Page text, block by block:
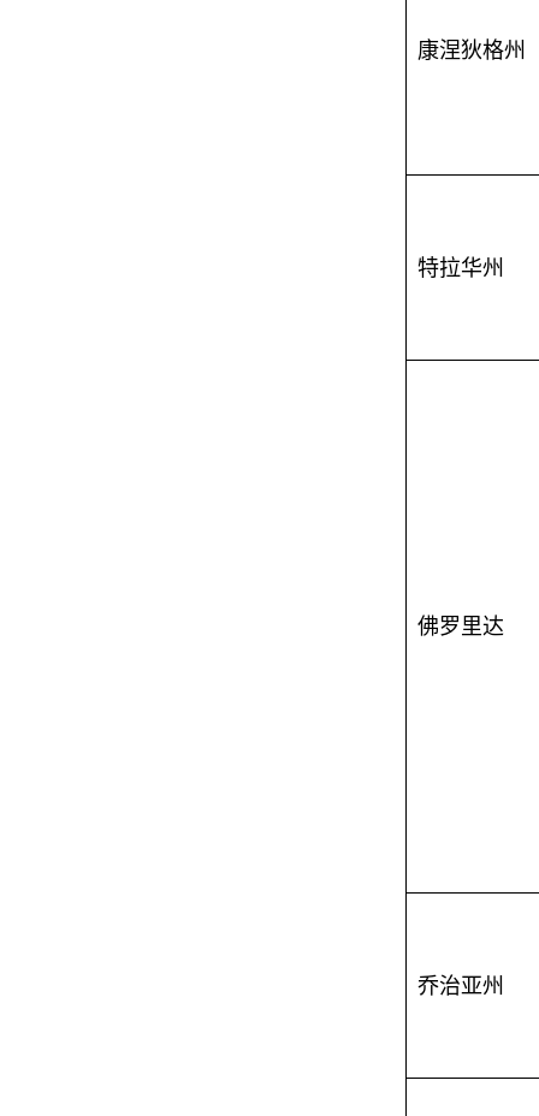
康涅狄格州
特拉华州
佛罗里达
乔治亚州